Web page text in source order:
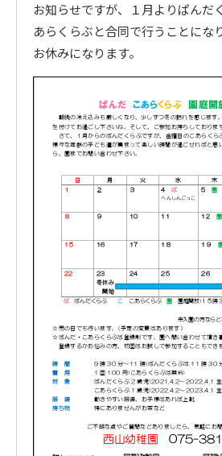
お問い合わせはこち
075-381-
学校法人 本
西山
〒615-8107 京都府京都市西京区
お知らせですが、１月よりぱんだ
あらくらぶと合同で行うことにな
お休みになります。